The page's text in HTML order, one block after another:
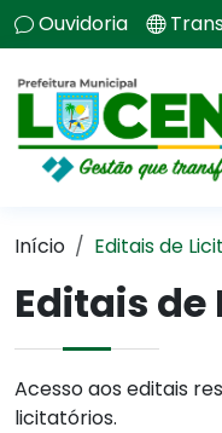
Ouvidoria
Início Editais de
Editais
Acesso aos editais
licitatórios.